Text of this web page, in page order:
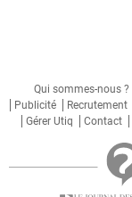
Qui sommes-nous ?
Publicité
Recrutement
Gérer Utiq
Contact